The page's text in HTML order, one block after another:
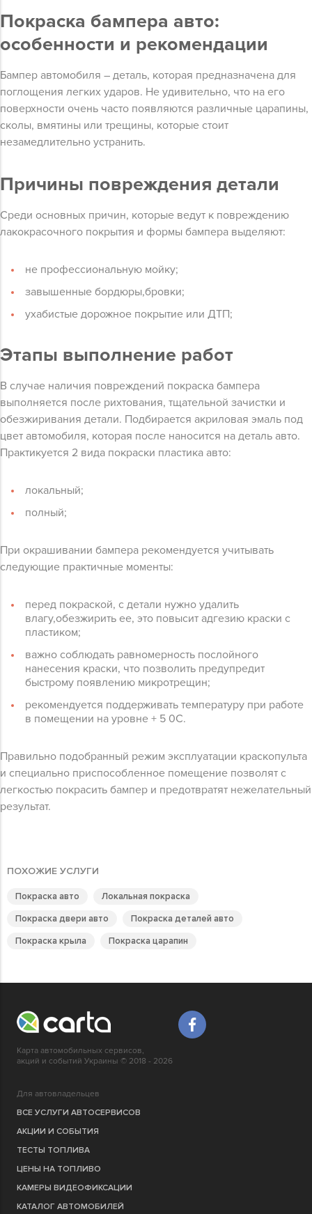
Покраска бампера авто:
особенности и рекомендации
Бампер автомобиля – деталь, которая предназначена для
поглощения легких ударов. Не удивительно, что на его
поверхности очень часто появляются различные царапины,
сколы, вмятины или трещины, которые стоит
незамедлительно устранить.
Причины повреждения детали
Среди основных причин, которые ведут к повреждению
лакокрасочного покрытия и формы бампера выделяют:
не профессиональную мойку;
завышенные бордюры,бровки;
ухабистые дорожное покрытие или ДТП;
Этапы выполнение работ
В случае наличия повреждений покраска бампера
выполняется после рихтования, тщательной зачистки и
обезжиривания детали. Подбирается акриловая эмаль под
цвет автомобиля, которая после наносится на деталь авто.
Практикуется 2 вида покраски пластика авто:
локальный;
полный;
При окрашивании бампера рекомендуется учитывать
следующие практичные моменты:
перед покраской, с детали нужно удалить
влагу,обезжирить ее, это повысит адгезию краски с
пластиком;
важно соблюдать равномерность послойного
нанесения краски, что позволить предупредит
быстрому появлению микротрещин;
рекомендуется поддерживать температуру при работе
в помещении на уровне + 5 0С.
Правильно подобранный режим эксплуатации краскопульта
и специально приспособленное помещение позволят с
легкостью покрасить бампер и предотвратят нежелательный
результат.
ПОХОЖИЕ УСЛУГИ
Покраска авто
Локальная покраска
Покраска двери авто
Покраска деталей авто
Покраска крыла
Покраска царапин
Карта автомобильных сервисов,
акций и событий Украины © 2018 - 2026
Для автовладельцев
ВСЕ УСЛУГИ АВТОСЕРВИСОВ
АКЦИИ И СОБЫТИЯ
ТЕСТЫ ТОПЛИВА
ЦЕНЫ НА ТОПЛИВО
КАМЕРЫ ВИДЕОФИКСАЦИИ
КАТАЛОГ АВТОМОБИЛЕЙ